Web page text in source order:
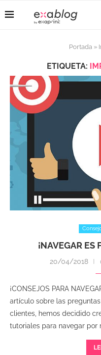
Portada »
ETIQUETA:
¡NAVEGAR ES
20/04/2018
¡CONSEJOS PARA
artículo sobre las
clientes, hemos decidido
tutoriales para navegar por